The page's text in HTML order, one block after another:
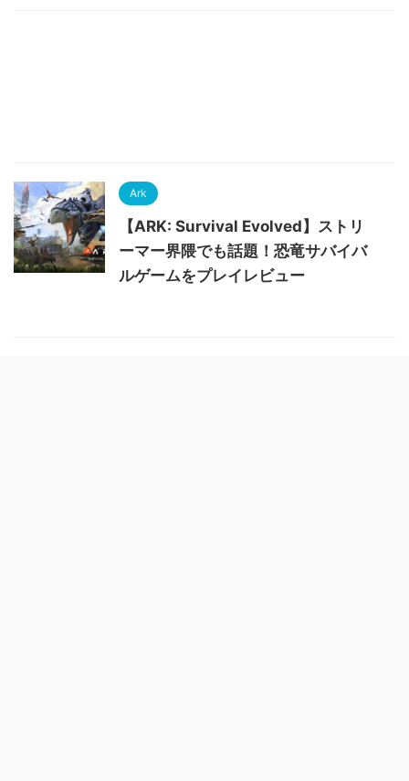
Ark
【ARK: Survival Evolved】ストリ
ーマー界隈でも話題！恐竜サバイバ
ルゲームをプレイレビュー